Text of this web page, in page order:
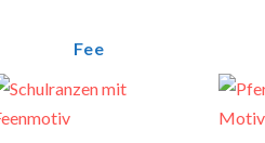
Fee